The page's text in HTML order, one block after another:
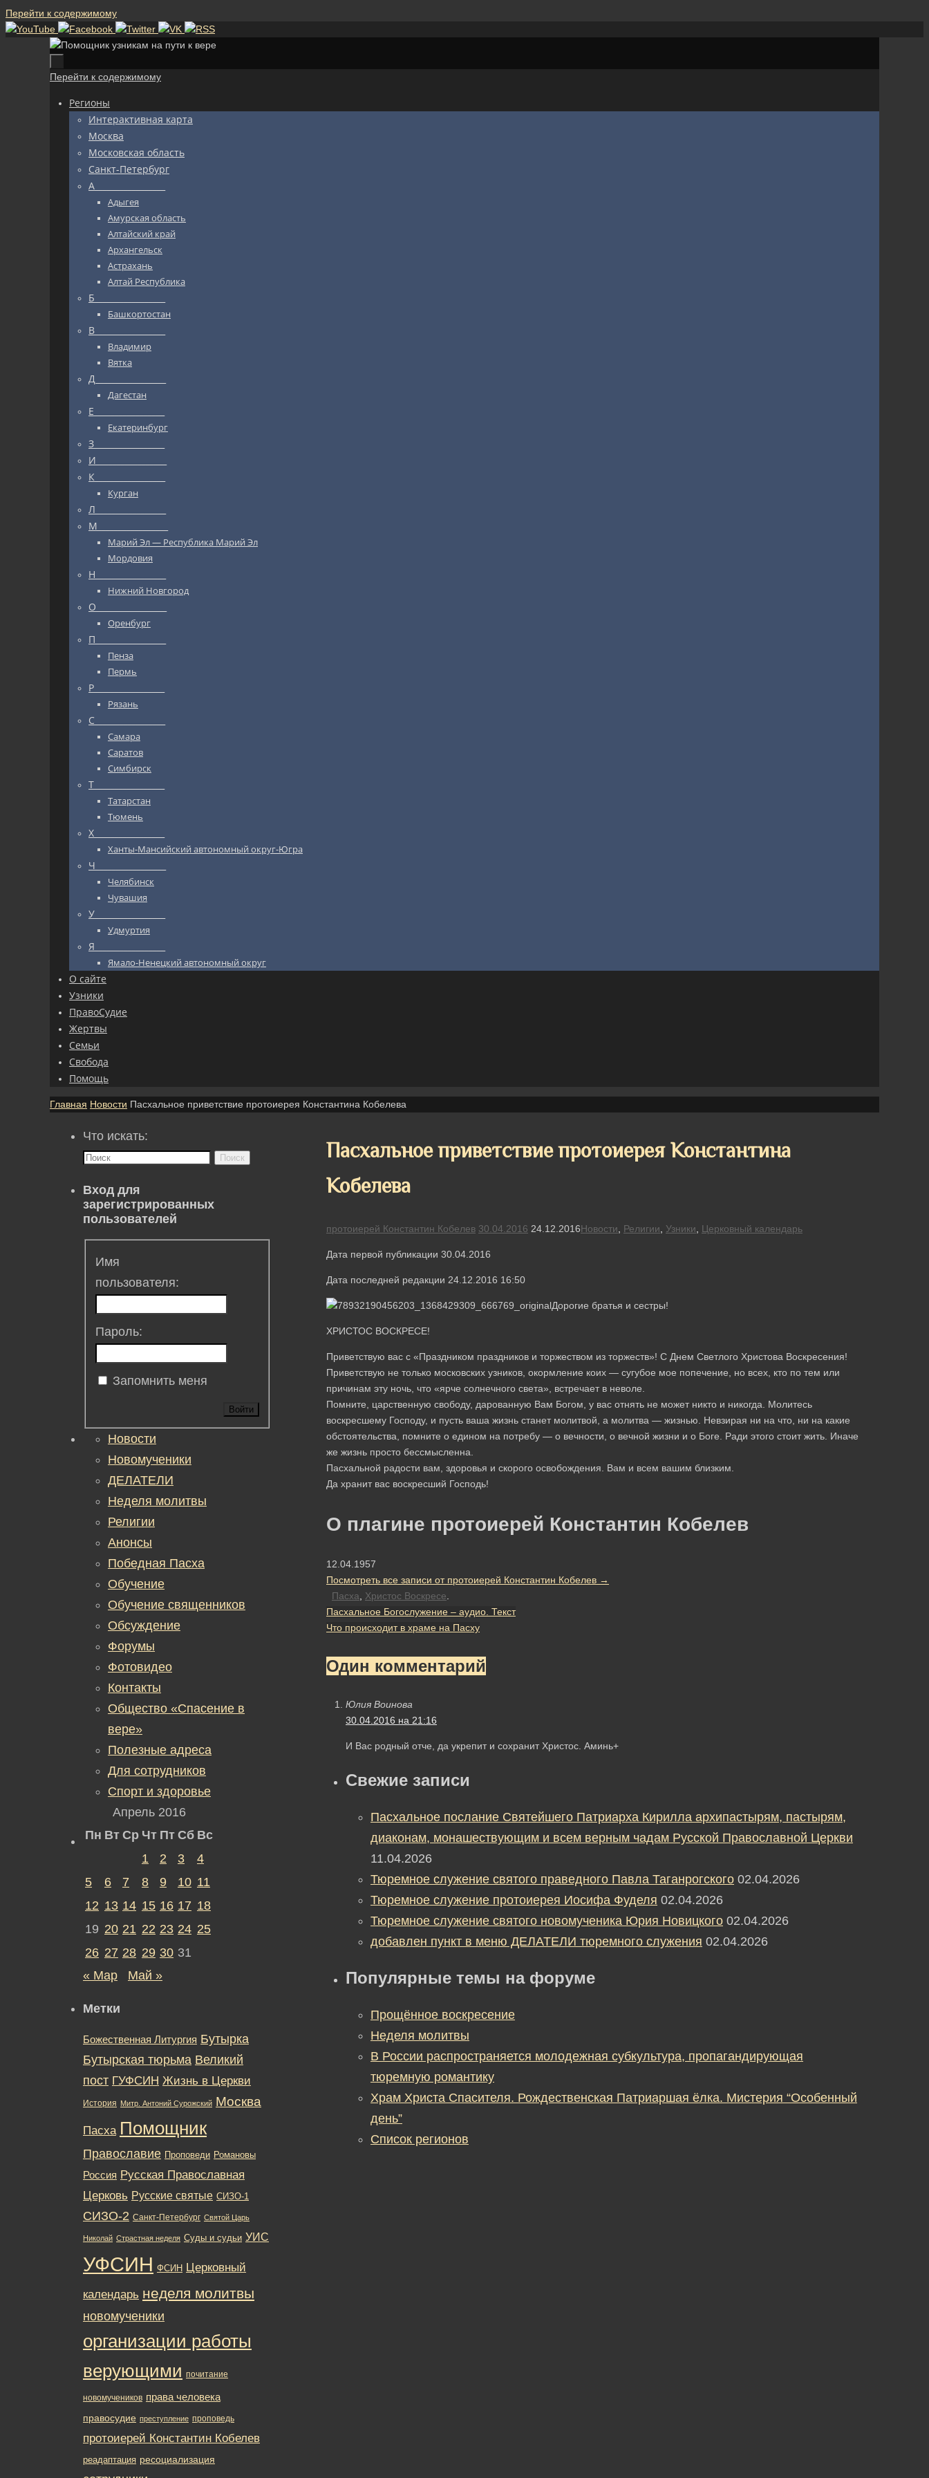
Перейти к содержимому
Перейти к содержимому
Регионы
Интерактивная карта
Москва
Московская область
Санкт-Петербург
А_________________
Адыгея
Амурская область
Алтайский край
Архангельск
Астрахань
Алтай Республика
Б_________________
Башкортостан
В_________________
Владимир
Вятка
Д_________________
Дагестан
Е_________________
Екатеринбург
З_________________
И_________________
К_________________
Курган
Л_________________
М_________________
Марий Эл — Республика Марий Эл
Мордовия
Н_________________
Нижний Новгород
О_________________
Оренбург
П_________________
Пенза
Пермь
Р_________________
Рязань
С_________________
Самара
Саратов
Симбирск
Т_________________
Татарстан
Тюмень
Х_________________
Ханты-Мансийский автономный округ-Югра
Ч_________________
Челябинск
Чувашия
У_________________
Удмуртия
Я_________________
Ямало-Ненецкий автономный округ
О сайте
Узники
ПравоСудие
Жертвы
Семьи
Свобода
Помощь
Главная Новости Пасхальное приветствие протоиерея Константина Кобелева
Пасхальное приветствие протоиерея Константина
Кобелева
протоиерей Константин Кобелев 30.04.2016 24.12.2016Новости Религии Узники Церковный календарь
Дата первой публикации 30.04.2016
Дата последней редакции 24.12.2016 16:50
Дорогие братья и сестры!
ХРИСТОС ВОСКРЕСЕ!
Приветствую вас с «Праздником праздников и торжеством из торжеств»! С Днем Светлого Христова Воскресения!
Приветствую не только московских узников, окормление коих — сугубое мое попечение, но всех, кто по тем или
причинам эту ночь, что «ярче солнечного света», встречает в неволе.
Помните, царственную свободу, дарованную Вам Богом, у вас отнять не может никто и никогда. Молитесь
воскресшему Господу, и пусть ваша жизнь станет молитвой, а молитва — жизнью. Невзирая ни на что, ни на какие
обстоятельства, помните о едином на потребу — о вечности, о вечной жизни и о Боге. Ради этого стоит жить. Иначе
же жизнь просто бессмысленна.
Пасхальной радости вам, здоровья и скорого освобождения. Вам и всем вашим близким.
Да хранит вас воскресший Господь!
О плагине протоиерей Константин Кобелев
12.04.1957
Посмотреть все записи от протоиерей Константин Кобелев →
Пасха, Христос Воскресе.
Пасхальное Богослужение – аудио. Текст
Что происходит в храме на Пасху
Один комментарий
Юлия Воинова
30.04.2016 на 21:16
И Вас родный отче, да укрепит и сохранит Христос. Аминь+
Свежие записи
Пасхальное послание Святейшего Патриарха Кирилла архипастырям, пастырям,
диаконам, монашествующим и всем верным чадам Русской Православной Церкви
11.04.2026
Тюремное служение святого праведного Павла Таганрогского 02.04.2026
Тюремное служение протоиерея Иосифа Фуделя 02.04.2026
Тюремное служение святого новомученика Юрия Новицкого 02.04.2026
добавлен пункт в меню ДЕЛАТЕЛИ тюремного служения 02.04.2026
Популярные темы на форуме
Прощённое воскресение
Неделя молитвы
В России распространяется молодежная субкультура, пропагандирующая
тюремную романтику
Храм Христа Спасителя. Рождественская Патриаршая ёлка. Мистерия “Особенный
день”
Список регионов
Что искать:
Поиск
Вход для
зарегистрированных
пользователей
Имя
пользователя:
Пароль:
Запомнить меня
Войти
Новости
Новомученики
ДЕЛАТЕЛИ
Неделя молитвы
Религии
Анонсы
Победная Пасха
Обучение
Обучение священников
Обсуждение
Форумы
Фотовидео
Контакты
Общество «Спасение в
вере»
Полезные адреса
Для сотрудников
Спорт и здоровье
Апрель 2016
Пн Вт Ср Чт Пт Сб Вс
1
2 3
4
5
6 7 8 9 10 11
12 13 14 15 16 17 18
19 20 21 22 23 24 25
26 27 28 29 30 31
« Мар
Май »
Метки
Божественная Литургия Бутырка
Бутырская тюрьма Великий
пост ГУФСИН Жизнь в Церкви
История Митр. Антоний Сурожский Москва
Пасха Помощник
Православие Проповеди Романовы
Россия Русская Православная
Церковь Русские святые СИЗО-1
СИЗО-2 Санкт-Петербург Святой Царь
Николай Страстная неделя Суды и судьи УИС
УФСИН ФСИН Церковный
календарь неделя молитвы
новомученики
организации работы
верующими почитание
новомучеников права человека
правосудие преступление проповедь
протоиерей Константин Кобелев
реадаптация ресоциализация